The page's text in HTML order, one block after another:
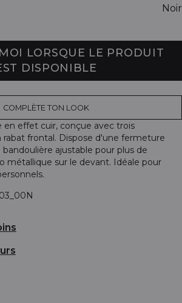
Noir
LORSQUE LE PRODUIT
DISPONIBLE
COMPLÈTE TON LOOK
en effet cuir, conçue avec trois
frontal. Dispose d'une fermeture
ajustable pour plus de
métallique sur le devant. Idéale pour